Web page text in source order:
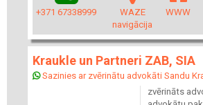
+371 67338999
WAZE
navigācija
WWW
Kraukle un Partneri ZAB, SIA
Sazinies ar zvērinātu advokāti Sandu
zvērināts